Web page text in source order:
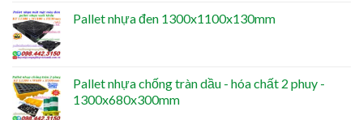
Pallet nhựa đen 1300x1100x130mm
Pallet nhựa chống tràn dầu - hóa chất 2 phuy -
1300x680x300mm